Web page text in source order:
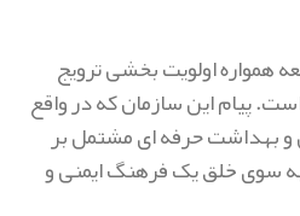
همواره اولویت ‌بخشی ترویج
پیام این سازمان که در واقع
و بهداشت حرفه ای مشتمل بر
سوی خلق یک فرهنگ ایمنی و